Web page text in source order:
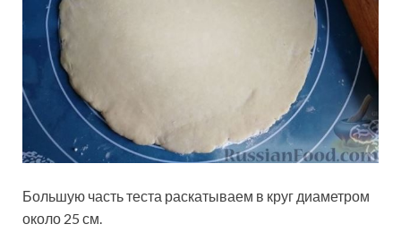
Большую часть теста раскатываем в круг диаметром
около 25 см.